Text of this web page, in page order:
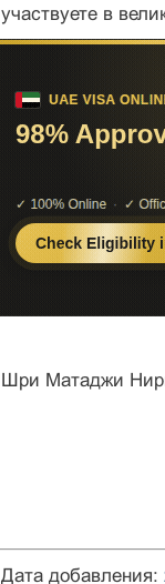
участвуете в
Шри Матаджи
Дата добавления: